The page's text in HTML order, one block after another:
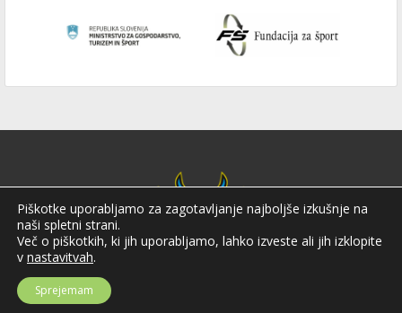
Piškotke uporabljamo za zagotavljanje najboljše izkušnje na
naši spletni strani.
Več o piškotkih, ki jih uporabljamo, lahko izveste ali jih izklopite
v nastavitvah.
Sprejemam